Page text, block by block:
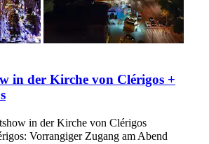
in der Kirche von Clérigos +
in der Kirche von Clérigos
Vorrangiger Zugang am Abend